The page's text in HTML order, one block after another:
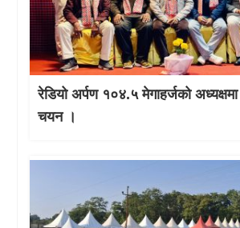
रेडियो अर्पण १०४.५ मेगाहर्जको
चयन ।